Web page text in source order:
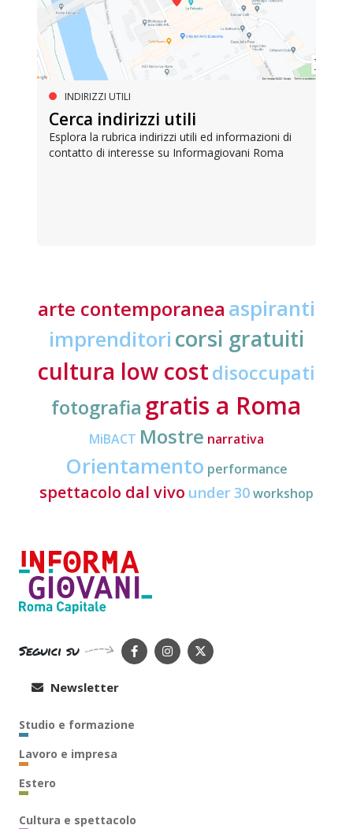
INDIRIZZI UTILI
Cerca indirizzi utili
Esplora la rubrica indirizzi utili ed informazioni di
contatto di interesse su Informagiovani Roma
arte contemporanea aspiranti
imprenditori corsi gratuiti
cultura low costdisoccupati
fotografia gratis a Roma
MiBACT Mostre narrativa
Orientamento performance
spettacolo dal vivo under 30workshop
Seguici su
Newsletter
Studio e formazione
Lavoro e impresa
Estero
Cultura e spettacolo